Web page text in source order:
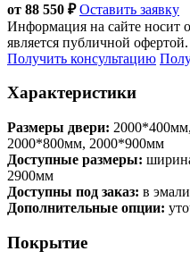
от 88 550 ₽Оставить заявку
Информация на сайте носит
является публичной офертой.
Получить консультацию
Характеристики
Размеры двери:
2000*800мм, 2000*900мм
Доступные размеры:
2900мм
Доступны под заказ: в
Дополнительные опции:
Покрытие